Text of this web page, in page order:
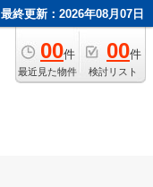
最終更新：2026年08月07日
00件
最近見た物件
00件
検討リスト